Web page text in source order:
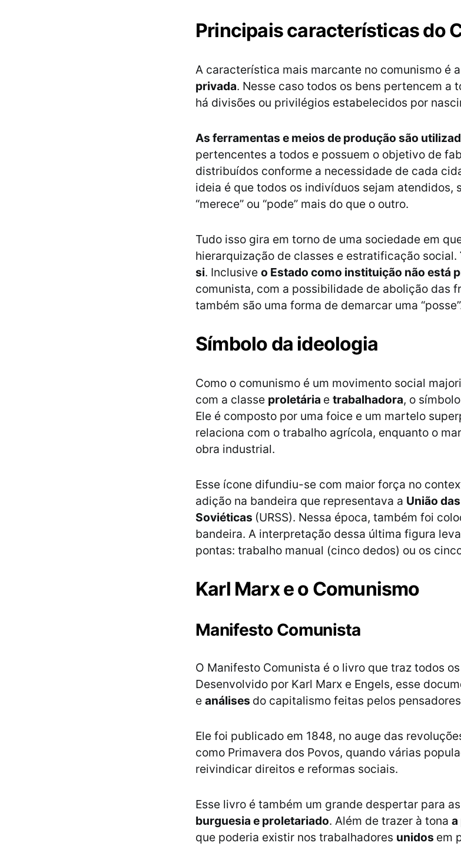
Principais características do
A característica mais marcante no comunismo é a
privada. Nesse caso todos os bens pertencem a
há divisões ou privilégios estabelecidos por
As ferramentas e meios de produção são
pertencentes a todos e possuem o objetivo de
distribuídos conforme a necessidade de cada
ideia é que todos os indivíduos sejam atendidos,
“merece” ou “pode” mais do que o outro.
Tudo isso gira em torno de uma sociedade em
hierarquização de classes e estratificação social.
si. Inclusive o Estado como instituição não está
comunista, com a possibilidade de abolição das
também são uma forma de demarcar uma
Símbolo da ideologia
Como o comunismo é um movimento social
com a classe proletária e trabalhadora, o
Ele é composto por uma foice e um martelo
relaciona com o trabalho agrícola, enquanto o
obra industrial.
Esse ícone difundiu-se com maior força no
adição na bandeira que representava a União
Soviéticas (URSS). Nessa época, também foi
bandeira. A interpretação dessa última figura
pontas: trabalho manual (cinco dedos) ou os
Karl Marx e o Comunismo
Manifesto Comunista
O Manifesto Comunista é o livro que traz todos os
Desenvolvido por Karl Marx e Engels, esse
e análises do capitalismo feitas pelos
Ele foi publicado em 1848, no auge das
como Primavera dos Povos, quando várias
reivindicar direitos e reformas sociais.
Esse livro é também um grande despertar para as
burguesia e proletariado. Além de trazer à tona a
que poderia existir nos trabalhadores unidos em